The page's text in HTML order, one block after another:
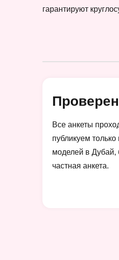
гарантируют
Все анкеты
публикуем
моделей в Дубай,
частная анкета.